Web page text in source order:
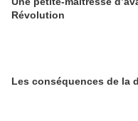
Révolution
Les conséquences de la